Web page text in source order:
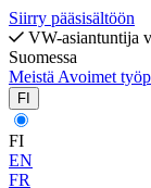
Siirry pääsisältöön
VW-asiantuntija
Suomessa
Meistä Avoimet
FI
FI
EN
FR